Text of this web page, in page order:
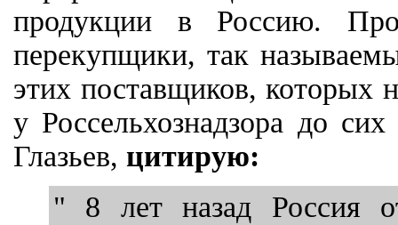
продукции в Россию.
перекупщики, так
этих поставщиков, которых
у Россельхознадзора до
Глазьев, цитирую:
" 8 лет назад Россия